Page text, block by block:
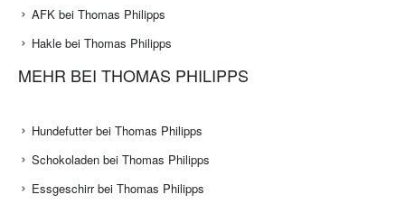
AFK bei Thomas Philipps
Hakle bei Thomas Philipps
MEHR BEI THOMAS PHILIPPS
Hundefutter bei Thomas Philipps
Schokoladen bei Thomas Philipps
Essgeschirr bei Thomas Philipps